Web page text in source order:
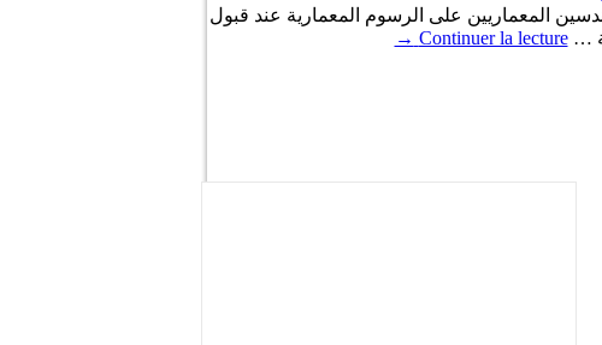
المعماريين على الرسوم المعمارية عند قبول
…
Continuer la lecture
→